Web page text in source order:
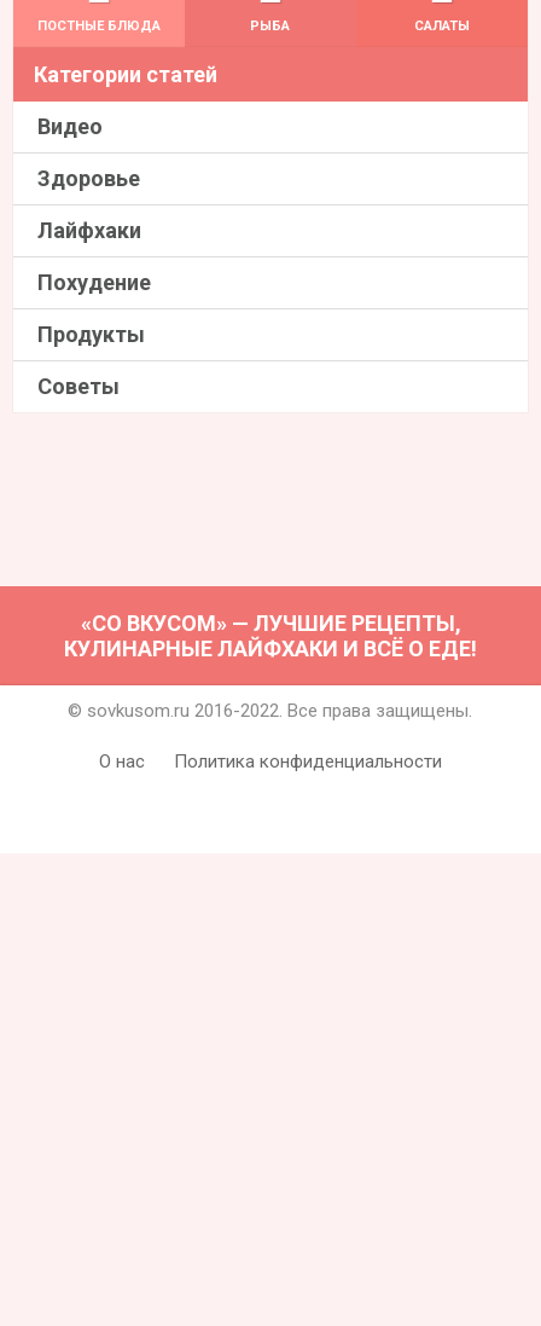
ПОСТНЫЕ БЛЮДА РЫБА САЛАТЫ
Категории статей
Видео
Здоровье
Лайфхаки
Похудение
Продукты
Советы
«СО ВКУСОМ» — ЛУЧШИЕ РЕЦЕПТЫ,
КУЛИНАРНЫЕ ЛАЙФХАКИ И ВСЁ О ЕДЕ!
© sovkusom.ru 2016-2022. Все права защищены.
О нас Политика конфиденциальности